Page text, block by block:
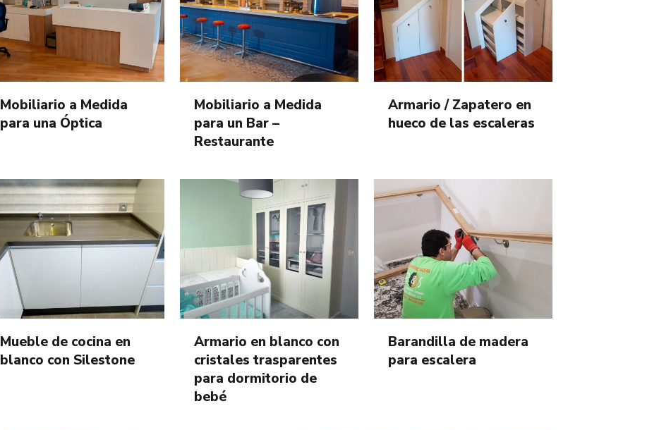
Mobiliario a Medida
para una Óptica
Mobiliario a Medida
para un Bar –
Restaurante
Armario / Zapatero en
hueco de las escaleras
Mueble de cocina en
blanco con Silestone
Armario en blanco con
cristales trasparentes
para dormitorio de
bebé
Barandilla de madera
para escalera